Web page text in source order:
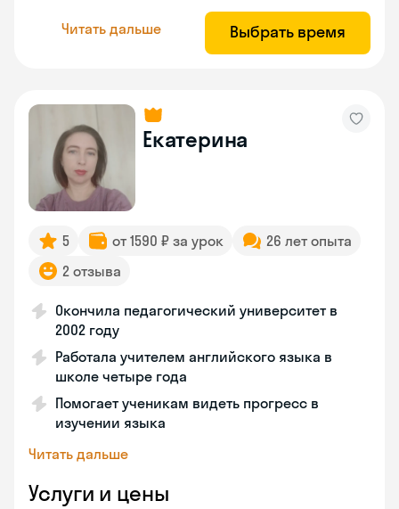
Читать дальше Выбрать время
Екатерина
5 от 1590 ₽ за урок
26 лет опыта
2 отзыва
Окончила педагогический университет в
2002 году
Работала учителем английского языка в
школе четыре года
Помогает ученикам видеть прогресс в
изучении языка
Читать дальше
Услуги и цены